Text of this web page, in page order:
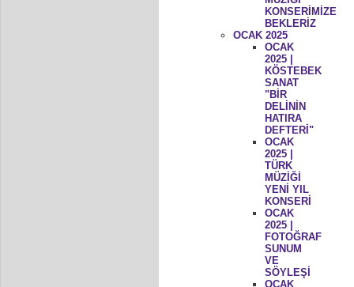
KONSERİMİZE
BEKLERİZ
OCAK 2025
OCAK
2025 |
KÖSTEBEK
SANAT
"BİR
DELİNİN
HATIRA
DEFTERİ"
OCAK
2025 |
TÜRK
MÜZİĞİ
YENİ YIL
KONSERİ
OCAK
2025 |
FOTOĞRAF
SUNUM
VE
SÖYLEŞİ
OCAK